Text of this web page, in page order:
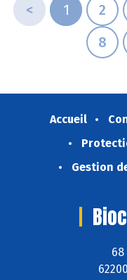
< 1 2
8
Accueil
Gestion